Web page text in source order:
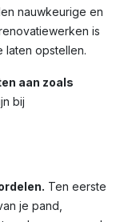
nauwkeurige en
is
laten opstellen.
aan zoals
bij
Ten eerste
je pand,